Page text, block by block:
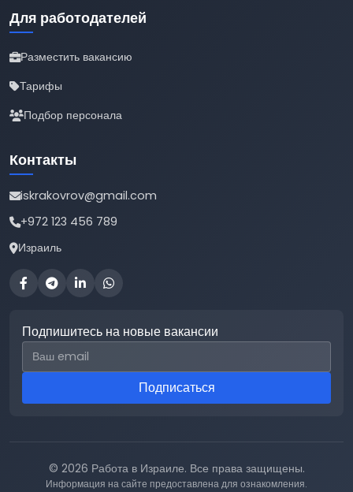
Для работодателей
Разместить вакансию
Тарифы
Подбор персонала
Контакты
iskrakovrov@gmail.com
+972 123 456 789
Израиль
Подпишитесь на новые вакансии
Email для подписки
Подписаться
© 2026 Работа в Израиле. Все права защищены.
Информация на сайте предоставлена для ознакомления.